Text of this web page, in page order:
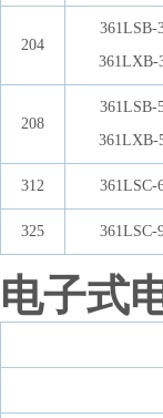
204
361LSB-
361LXB-
208
361LSB-
361LXB-
312 361LSC-
325 361LSC-
电子式